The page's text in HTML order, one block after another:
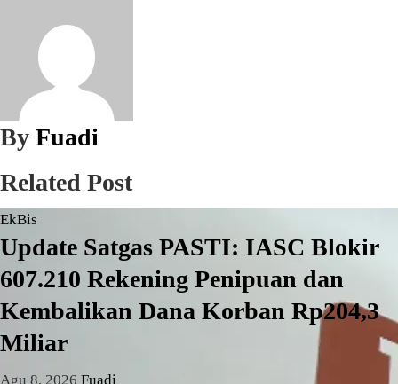
By Fuadi
Related Post
EkBis
Update Satgas PASTI: IASC Blokir
607.210 Rekening Penipuan dan
Kembalikan Dana Korban Rp204,3
Miliar
Agu 8, 2026 Fuadi